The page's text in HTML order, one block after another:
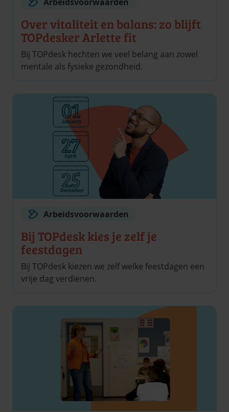
Arbeidsvoorwaarden
Over vitaliteit en balans: zo blijft
TOPdesker Arlette fit
Bij TOPdesk hechten we veel belang aan zowel
mentale als fysieke gezondheid.
Arbeidsvoorwaarden
Bij TOPdesk kies je zelf je
feestdagen
Bij TOPdesk kiezen we zelf welke feestdagen een
vrije dag verdienen.